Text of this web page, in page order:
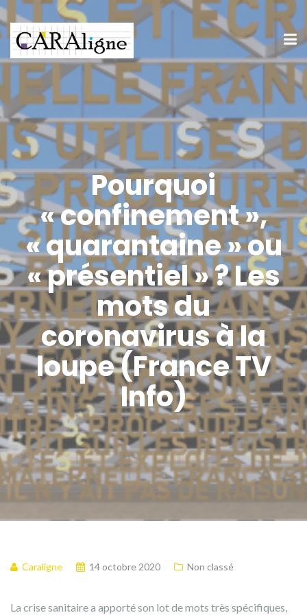
Pourquoi
« confinement »,
« quarantaine » ou
« présentiel » ? Les
mots du
coronavirus à la
loupe (France TV
Info)
Caraligne 14 octobre 2020 Non classé
La crise sanitaire a apporté son lot de mots très spécifiques,